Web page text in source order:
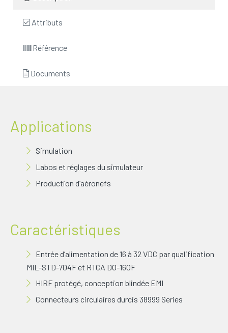
Attributs
Référence
Documents
Applications
Simulation
Labos et réglages du simulateur
Production d’aéronefs
Caractéristiques
Entrée d’alimentation de 16 à 32 VDC par qualification
MIL-STD-704F et RTCA DO-160F
HIRF protégé, conception blindée EMI
Connecteurs circulaires durcis 38999 Series